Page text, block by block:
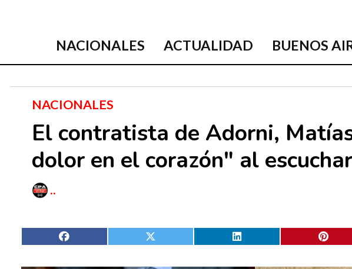
NACIONALES ACTUALIDAD BUENOS
El contratista de Adorni,
dolor en el corazón" al
NACIONALES
..